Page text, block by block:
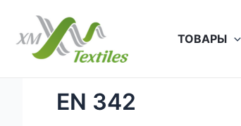
содержимому
ТОВАРЫ
EN 342